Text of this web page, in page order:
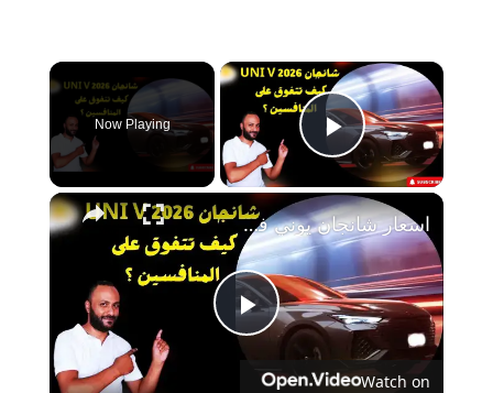
×
Play Video
Now Playing
Play
اسعار شانجان يوني في 2026 UNI V وهل تتفوق على المنافسين كورولا وميجان والنترا CN7 ?
Watch on